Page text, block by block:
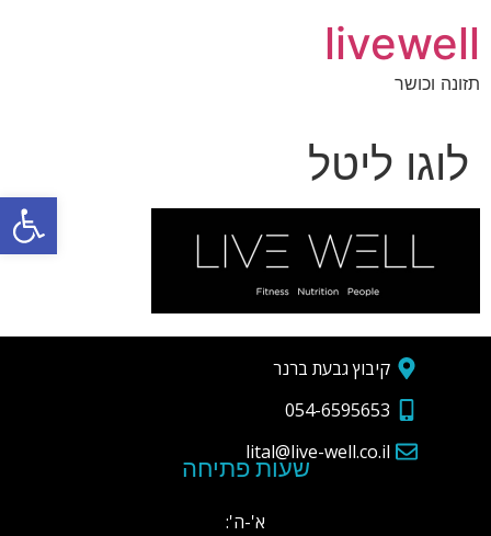
פתח
livewell
תזונה וכושר
לוגו ליטל
קיבוץ גבעת ברנר
054-6595653
lital@live-well.co.il
שעות פתיחה
א'-ה':